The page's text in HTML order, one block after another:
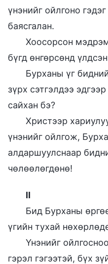
үнэнийг ойлгоно
баясгалан.
Хоосорсон
бүгд өнгөрсөнд
Бурханы үг
зүрх сэтгэлдээ
сайхан бэ?
Христээр
үнэнийг ойлгож,
алдаршуулснаар
чөлөөлөгдөнө!
II
Бид Бурханы
үгийн тухай
Үнэнийг
гэрэл гэгээтэй, бүх